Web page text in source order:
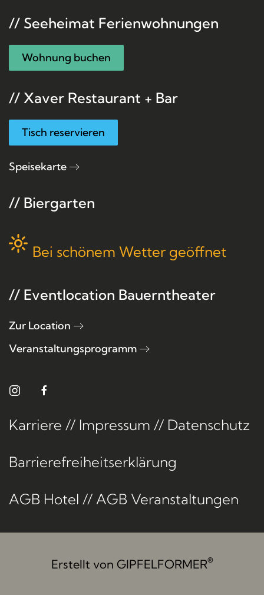
// Seeheimat Ferienwohnungen
Wohnung buchen
// Xaver Restaurant + Bar
Tisch reservieren
Speisekarte
// Biergarten
Bei schönem Wetter geöffnet
// Eventlocation Bauerntheater
Zur Location
Veranstaltungsprogramm
Karriere // Impressum // Datenschutz
Barrierefreiheitserklärung
AGB Hotel // AGB Veranstaltungen
Erstellt von GIPFELFORMER®